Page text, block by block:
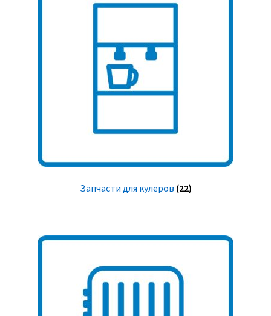
Запчасти для кулеров (22)